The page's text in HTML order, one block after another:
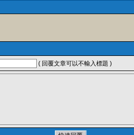
( 回覆文章可以不輸入標題 )